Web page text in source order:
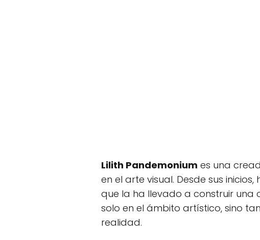
Lilith Pandemonium es una
en el arte visual. Desde sus
que la ha llevado a construir una
solo en el ámbito artístico, sino
realidad.